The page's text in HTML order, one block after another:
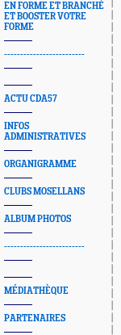
EN FORME ET BRANCHÉ
ET BOOSTER VOTRE
FORME
-------------------------
ACTU CDA57
INFOS
ADMINISTRATIVES
ORGANIGRAMME
CLUBS MOSELLANS
ALBUM PHOTOS
-------------------------
MÉDIATHÈQUE
PARTENAIRES